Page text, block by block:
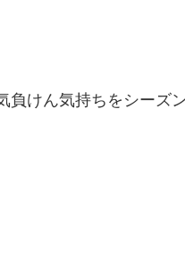
けん気持ちをシーズ